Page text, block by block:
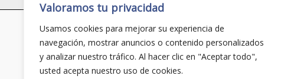
Valoramos tu privacidad
Usamos cookies para mejorar su experiencia de
navegación, mostrar anuncios o contenido personalizados
y analizar nuestro tráfico. Al hacer clic en "Aceptar todo",
usted acepta nuestro uso de cookies.
Asistencia Remota Cyme